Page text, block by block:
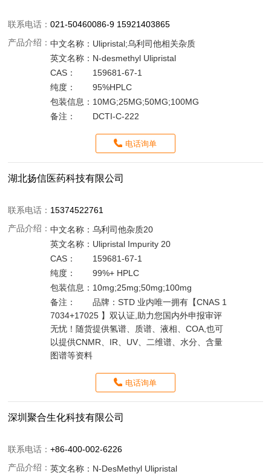
联系电话：021-50460086-9 15921403865
产品介绍：中文名称： Ulipristal;乌利司他相关杂质
英文名称： N-desmethyl Ulipristal
CAS：
159681-67-1
纯度：
95%HPLC
包装信息： 10MG;25MG;50MG;100MG
备注：
DCTI-C-222
电话询单
湖北扬信医药科技有限公司
联系电话： 15374522761
产品介绍：中文名称：乌利司他杂质20
英文名称： Ulipristal Impurity 20
CAS：
159681-67-1
纯度：
99%+ HPLC
包装信息： 10mg;25mg;50mg;100mg
备注：
品牌：STD 业内唯一拥有【CNAS 1
7034+17025 】双认证,助力您国内外申报审评
无忧！随货提供氢谱、质谱、液相、COA,也可
以提供CNMR、IR、UV、二维谱、水分、含量
图谱等资料
电话询单
深圳聚合生化科技有限公司
联系电话：+86-400-002-6226
产品介绍：英文名称： N-DesMethyl Ulipristal